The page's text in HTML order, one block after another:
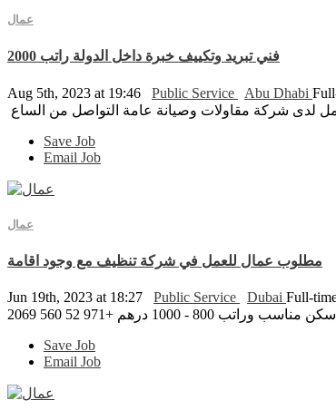
عمال
فني تبريد وتكييف خبرة داخل الدولة راتب 2000
Aug 5th, 2023 at 19:46 Public Service Abu Dhabi
Save Job
Email Job
عمال
مطلوب عمال للعمل في شركة تنظيف مع وجود اقامة
Jun 19th, 2023 at 18:27 Public Service Dubai Full-
درهم +971 52 560 2069
Save Job
Email Job